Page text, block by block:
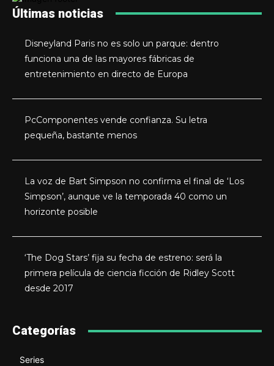
Últimas noticias
Disneyland Paris no es solo un parque: dentro
funciona una de las mayores fábricas de
entretenimiento en directo de Europa
PcComponentes vende confianza. Su letra
pequeña, bastante menos
La voz de Bart Simpson no confirma el final de ‘Los
Simpson’, aunque ve la temporada 40 como un
horizonte posible
‘The Dog Stars’ fija su fecha de estreno: será la
primera película de ciencia ficción de Ridley Scott
desde 2017
Categorías
Series